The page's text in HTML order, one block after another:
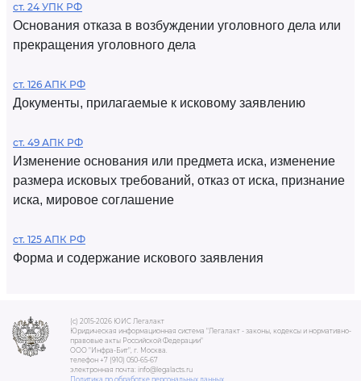
ст. 24 УПК РФ
Основания отказа в возбуждении уголовного дела или
прекращения уголовного дела
ст. 126 АПК РФ
Документы, прилагаемые к исковому заявлению
ст. 49 АПК РФ
Изменение основания или предмета иска, изменение
размера исковых требований, отказ от иска, признание
иска, мировое соглашение
ст. 125 АПК РФ
Форма и содержание искового заявления
(c) 2015-2026 ЮИС Легалакт
Юридическая информационная система "Легалакт - законы, кодексы и нормативно-
правовые акты Российской Федерации"
ООО "Инфра-Бит", г. Москва.
телефон +7 (910) 050-65-67
электронная почта: info@legalacts.ru
Политика по обработке персональных данных